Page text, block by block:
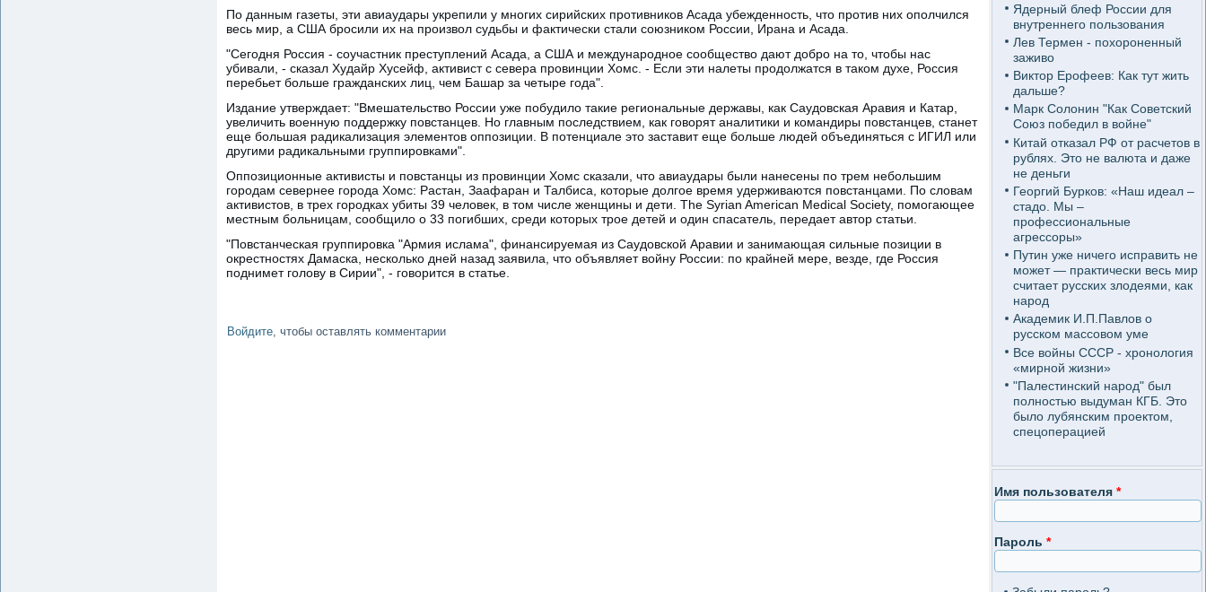
По данным газеты, эти авиаудары укрепили у многих сирийских противников Асада убежденность, что против них ополчился
весь мир, а США бросили их на произвол судьбы и фактически стали союзником России, Ирана и Асада.
"Сегодня Россия - соучастник преступлений Асада, а США и международное сообщество дают добро на то, чтобы нас
убивали, - сказал Худайр Хусейф, активист с севера провинции Хомс. - Если эти налеты продолжатся в таком духе, Россия
перебьет больше гражданских лиц, чем Башар за четыре года".
Издание утверждает: "Вмешательство России уже побудило такие региональные державы, как Саудовская Аравия и Катар,
увеличить военную поддержку повстанцев. Но главным последствием, как говорят аналитики и командиры повстанцев, станет
еще большая радикализация элементов оппозиции. В потенциале это заставит еще больше людей объединяться с ИГИЛ или
другими радикальными группировками".
Оппозиционные активисты и повстанцы из провинции Хомс сказали, что авиаудары были нанесены по трем небольшим
городам севернее города Хомс: Растан, Заафаран и Талбиса, которые долгое время удерживаются повстанцами. По словам
активистов, в трех городках убиты 39 человек, в том числе женщины и дети. The Syrian American Medical Society, помогающее
местным больницам, сообщило о 33 погибших, среди которых трое детей и один спасатель, передает автор статьи.
"Повстанческая группировка "Армия ислама", финансируемая из Саудовской Аравии и занимающая сильные позиции в
окрестностях Дамаска, несколько дней назад заявила, что объявляет войну России: по крайней мере, везде, где Россия
поднимет голову в Сирии", - говорится в статье.
Войдите , чтобы оставлять комментарии
Ядерный блеф России для
внутреннего пользования
Лев Термен - похороненный
заживо
Виктор Ерофеев: Как тут жить
дальше?
Марк Солонин "Как Советский
Союз победил в войне"
Китай отказал РФ от расчетов в
рублях. Это не валюта и даже
не деньги
Георгий Бурков: «Наш идеал –
стадо. Мы –
профессиональные
агрессоры»
Путин уже ничего исправить не
может — практически весь мир
считает русских злодеями, как
народ
Академик И.П.Павлов о
русском массовом уме
Все войны СССР - хронология
«мирной жизни»
"Палестинский народ" был
полностью выдуман КГБ. Это
было лубянским проектом,
спецоперацией
Имя пользователя *
Пароль *